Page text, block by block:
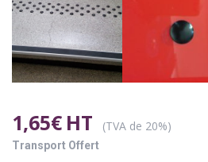
1,65€ HT (TVA de 20%)
Transport Offert